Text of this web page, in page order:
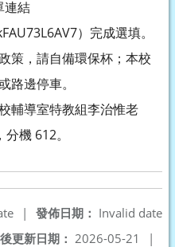
連結
）完成選填。
策，請自備環保杯；本校
路邊停車。
輔導室特教組李治惟老
機 612。
發佈日期： Invalid date
|
更新日期： 2026-05-21 |